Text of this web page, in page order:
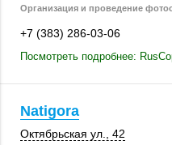
Организация и проведение
+7 (383) 286-03-06
Посмотреть подробнее:
Natigora
Октябрьская ул., 42